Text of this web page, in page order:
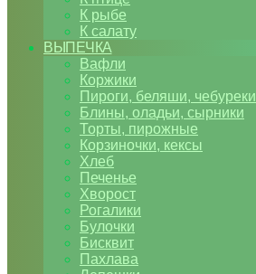
К рыбе
К салату
ВЫПЕЧКА
Вафли
Коржики
Пироги, беляши, чебуреки
Блины, оладьи, сырники
Торты, пирожные
Корзиночки, кексы
Хлеб
Печенье
Хворост
Рогалики
Булочки
Бисквит
Пахлава